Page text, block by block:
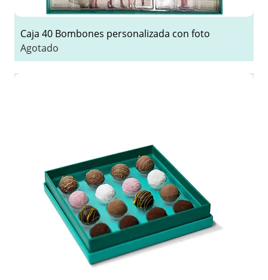
Caja 40 Bombones personalizada con foto
Agotado